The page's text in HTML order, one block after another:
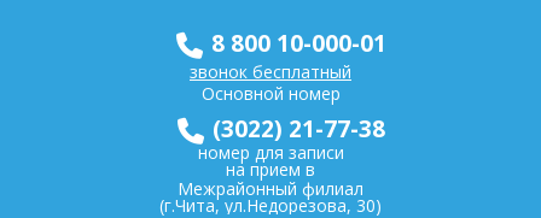
8 800 10-000-01
звонок бесплатный
Основной номер
(3022) 21-77-38
номер для записи
на прием в
Межрайонный филиал
(г.Чита, ул.Недорезова, 30)